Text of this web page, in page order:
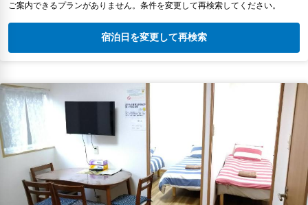
ご案内できるプランがありません。条件を変更して再検索してください。
宿泊日を変更して再検索